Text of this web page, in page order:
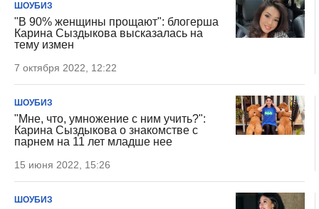
ШОУБИЗ
"В 90% женщины прощают": блогерша
Карина Сыздыкова высказалась на
тему измен
7 октября 2022, 12:22
ШОУБИЗ
"Мне, что, умножение с ним учить?":
Карина Сыздыкова о знакомстве с
парнем на 11 лет младше нее
15 июня 2022, 15:26
ШОУБИЗ